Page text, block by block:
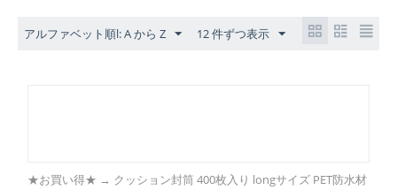
アルファベット順l: A から Z 12 件ずつ表示
★お買い得★ → クッション封筒 400枚入り longサイズ PET防水材